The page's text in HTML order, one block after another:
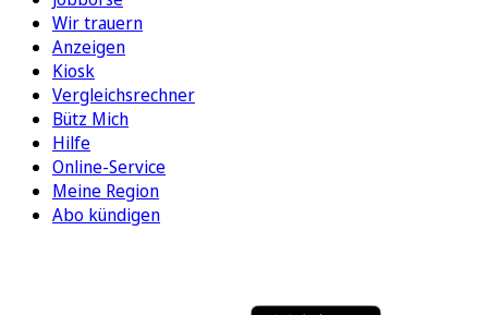
Wir trauern
Anzeigen
Kiosk
Vergleichsrechner
Bütz Mich
Hilfe
Online-Service
Meine Region
Abo kündigen